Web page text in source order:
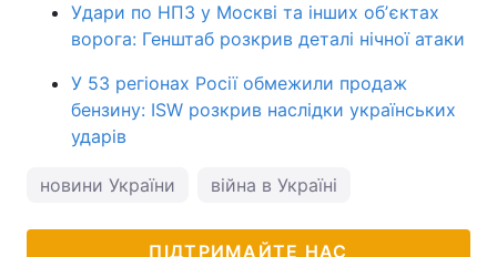
Удари по НПЗ у Москві та інших обʼєктах
ворога: Генштаб розкрив деталі нічної атаки
У 53 регіонах Росії обмежили продаж
бензину: ISW розкрив наслідки українських
ударів
новини України війна в Україні
ПІДТРИМАЙТЕ НАС